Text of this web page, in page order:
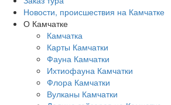
Новости, происшествия на Камчатке
О Камчатке
Камчатка
Карты Камчатки
Фауна Камчатки
Ихтиофауна Камчатки
Флора Камчатки
Вулканы Камчатки